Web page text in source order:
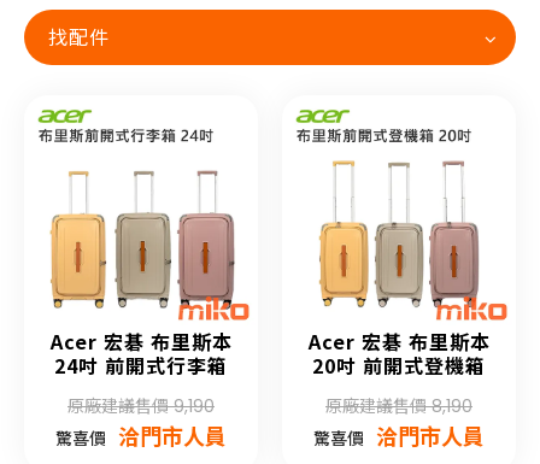
找配件
Acer 宏碁 布里斯本
24吋 前開式行李箱
原廠建議售價 9,190
驚喜價 洽門市人員
Acer 宏碁 布里斯本
20吋 前開式登機箱
原廠建議售價 8,190
驚喜價 洽門市人員